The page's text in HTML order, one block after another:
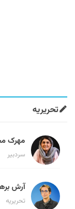
تحریریه
مهرک
سردبیر
آرش
تحریریه